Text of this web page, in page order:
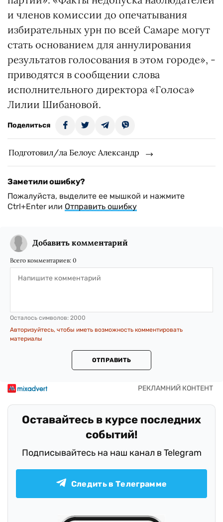
и членов комиссии до опечатывания
избирательных урн по всей Самаре могут
стать основанием для аннулирования
результатов голосования в этом городе», -
приводятся в сообщении слова
исполнительного директора «Голоса»
Лилии Шибановой.
Поделиться
Подготовил/ла Белоус Александр
Заметили ошибку?
Пожалуйста, выделите ее мышкой и нажмите
Ctrl+Enter или Отправить ошибку
Добавить комментарий
Всего комментариев: 0
Осталось символов: 2000
Авторизуйтесь, чтобы иметь возможность комментировать
материалы
ОТПРАВИТЬ
Оставайтесь в курсе последних
событий!
Подписывайтесь на наш канал в Telegram
Следить в Телеграмме